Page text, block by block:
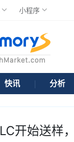
小程序
快讯 分析
开始送样